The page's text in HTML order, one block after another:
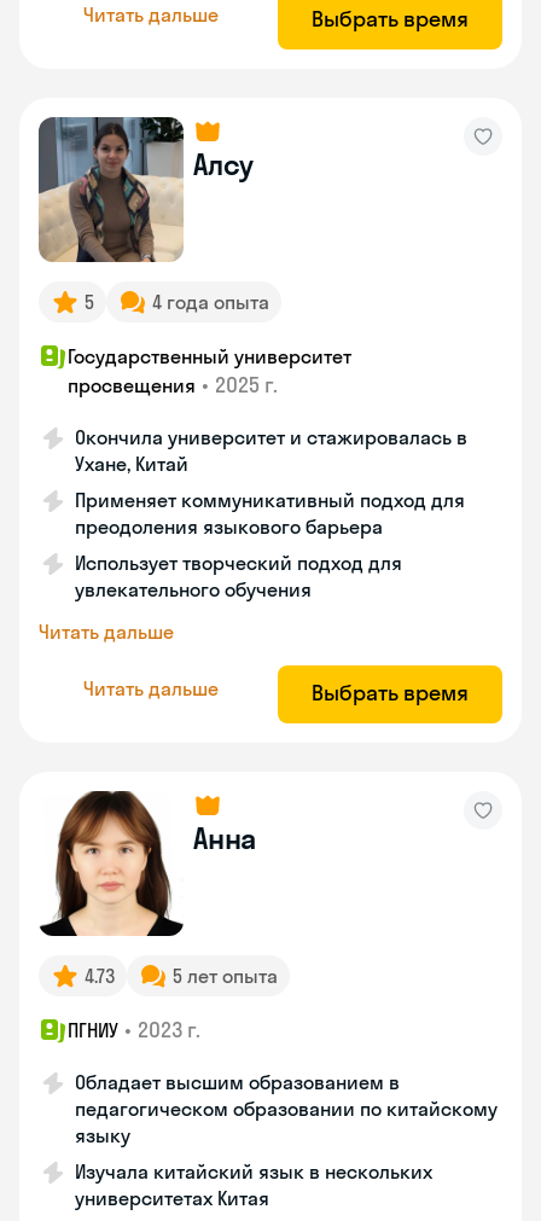
Читать дальше Выбрать время
Алсу
5 4 года опыта
Государственный университет
просвещения • 2025 г.
Окончила университет и стажировалась в
Ухане, Китай
Применяет коммуникативный подход для
преодоления языкового барьера
Использует творческий подход для
увлекательного обучения
Читать дальше
Читать дальше Выбрать время
Анна
4.73 5 лет опыта
ПГНИУ • 2023 г.
Обладает высшим образованием в
педагогическом образовании по китайскому
языку
Изучала китайский язык в нескольких
университетах Китая